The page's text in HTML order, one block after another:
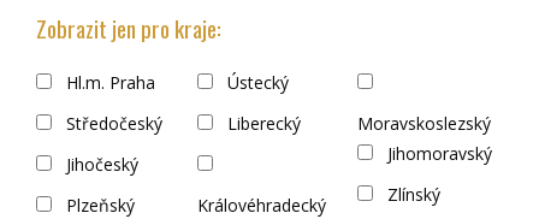
Zobrazit jen pro kraje:
Hl.m. Praha
Středočeský
Jihočeský
Plzeňský
Ústecký
Liberecký
Královéhradecký
Moravskoslezský
Jihomoravský
Zlínský